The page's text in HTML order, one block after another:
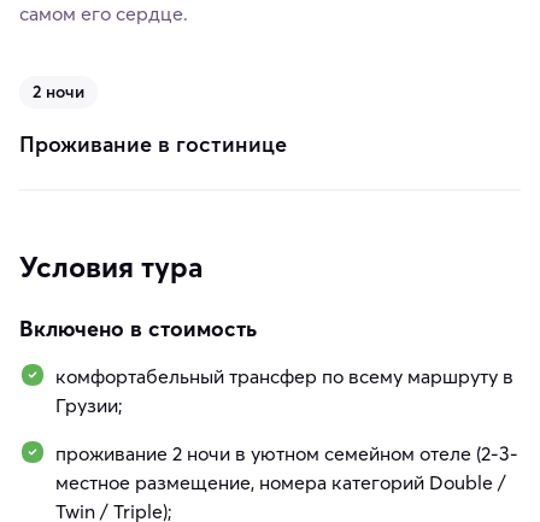
самом его сердце.
2 ночи
Проживание в гостинице
Условия тура
Включено в стоимость
комфортабельный трансфер по всему маршруту в
Грузии;
проживание 2 ночи в уютном семейном отеле (2-3-
местное размещение, номера категорий Double /
Twin / Triple);